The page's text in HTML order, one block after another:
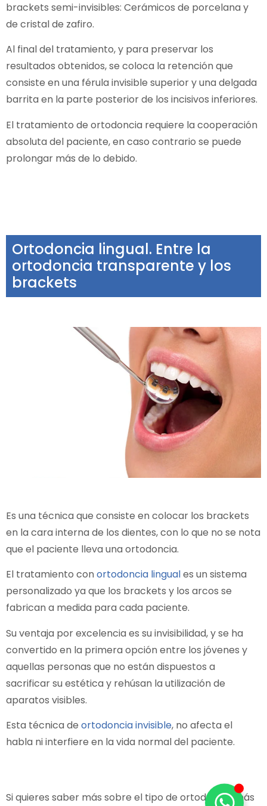
brackets semi-invisibles: Cerámicos de porcelana y
de cristal de zafiro.
Al final del tratamiento, y para preservar los
resultados obtenidos, se coloca la retención que
consiste en una férula invisible superior y una delgada
barrita en la parte posterior de los incisivos inferiores.
El tratamiento de ortodoncia requiere la cooperación
absoluta del paciente, en caso contrario se puede
prolongar más de lo debido.
Ortodoncia lingual. Entre la
ortodoncia transparente y los
brackets
Es una técnica que consiste en colocar los brackets
en la cara interna de los dientes, con lo que no se nota
que el paciente lleva una ortodoncia.
El tratamiento con ortodoncia linguales un sistema
personalizado ya que los brackets y los arcos se
fabrican a medida para cada paciente.
Su ventaja por excelencia es su invisibilidad, y se ha
convertido en la primera opción entre los jóvenes y
aquellas personas que no están dispuestos a
sacrificar su estética y rehúsan la utilización de
aparatos visibles.
Esta técnica de ortodoncia invisible, no afecta el
habla ni interfiere en la vida normal del paciente.
Si quieres saber más sobre el tipo de ortodoncia más